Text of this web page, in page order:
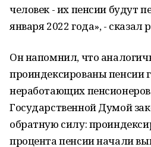
человек - их пенсии будут
января 2022 года», - сказал
Он напомнил, что
проиндексированы пенсии
неработающих
Государственной Думой
обратную силу:
процента пенсии начали